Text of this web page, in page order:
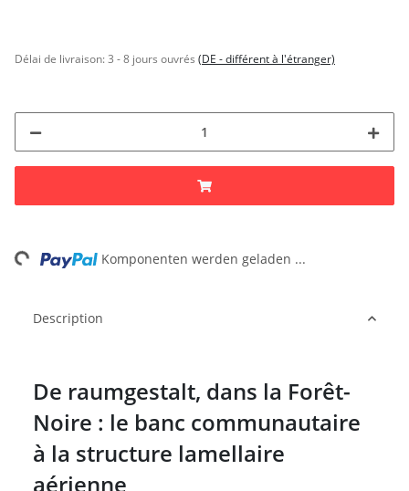
Délai de livraison:3 - 8 jours ouvrés (DE - différent à l'étranger)
Komponenten werden geladen ...
Description
De raumgestalt, dans la Forêt-
Noire : le banc communautaire
à la structure lamellaire
aérienne